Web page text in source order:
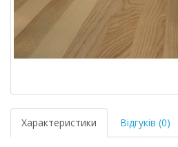
Характеристики Відгуків (0)